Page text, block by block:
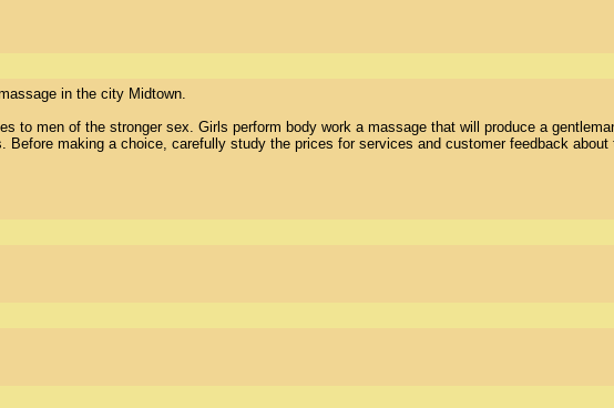
in the city Midtown.
to men of the stronger sex. Girls perform body work a massage that will produce a
making a choice, carefully study the prices for services and customer feedback